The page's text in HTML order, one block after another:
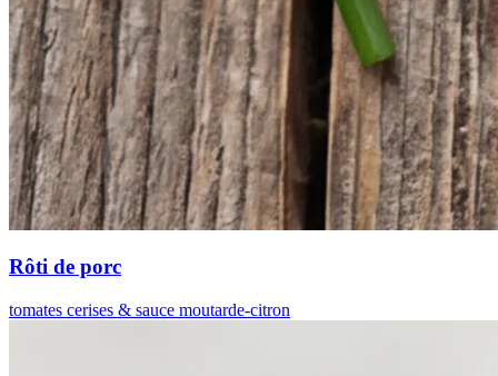
Rôti de porc
tomates cerises & sauce moutarde-citron